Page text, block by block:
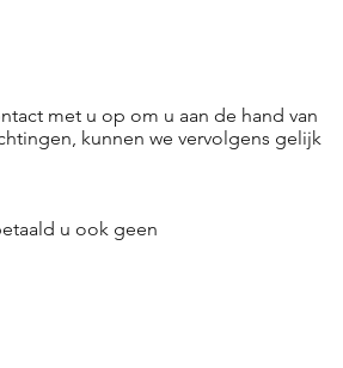
met u op om u aan de hand van
kunnen we vervolgens gelijk
u ook geen